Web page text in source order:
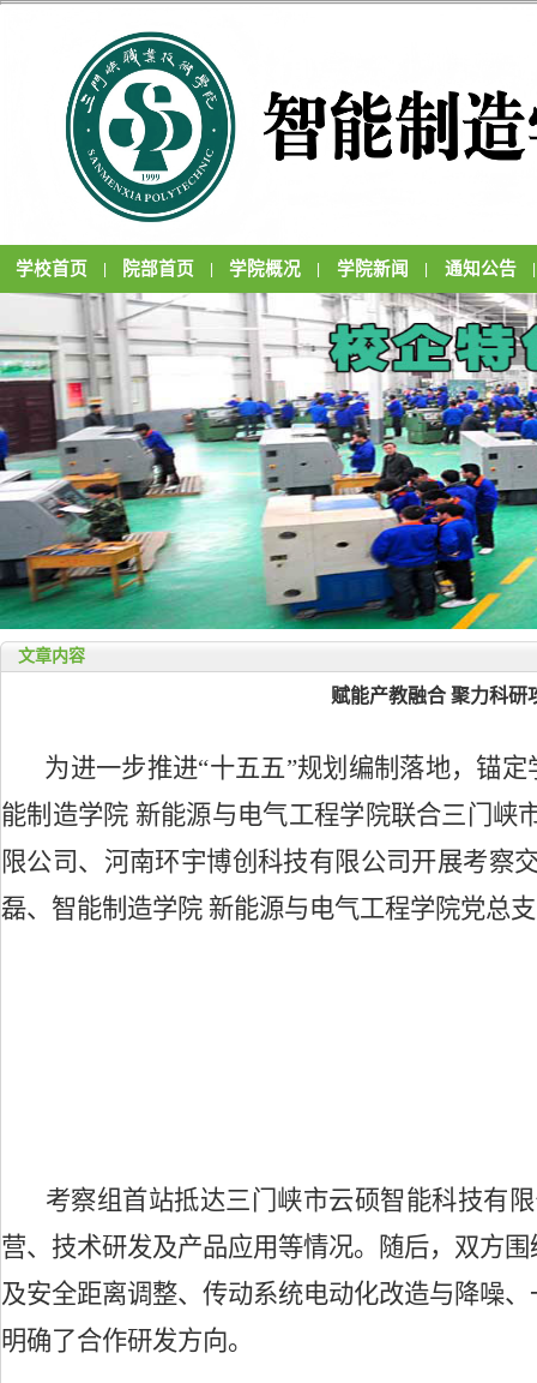
学校首页 院部首页 学院概况 学院新闻 通知公告
文章内容
赋能产教融合 聚力科
为进一步推进“十五五”规划编制落地，锚
能制造学院 新能源与电气工程学院联合三门峡
限公司、河南环宇博创科技有限公司开展考察
磊、智能制造学院 新能源与电气工程学院党总
考察组首站抵达三门峡市云硕智能科技有
营、技术研发及产品应用等情况。随后，双方
及安全距离调整、传动系统电动化改造与降噪
明确了合作研发方向。